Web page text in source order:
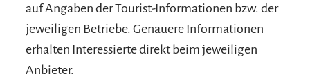
auf Angaben der Tourist-Informationen bzw. der
jeweiligen Betriebe. Genauere Informationen
erhalten Interessierte direkt beim jeweiligen
Anbieter.